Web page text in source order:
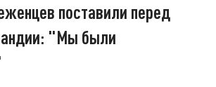
поставили перед
"Мы были